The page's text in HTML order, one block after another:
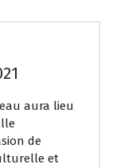
aura lieu
de
et